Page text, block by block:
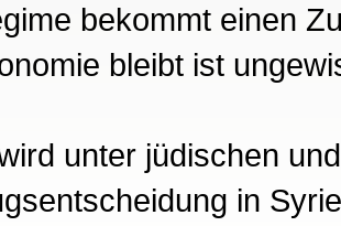
bekommt einen
bleibt ist
unter jüdischen
in